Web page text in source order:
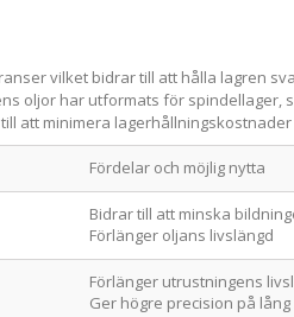
vilket bidrar till att hålla lagren
oljor har utformats för
att minimera
Fördelar och möjlig nytta
Bidrar till att minska
Förlänger oljans livslängd
Förlänger utrustningens
Ger högre precision på